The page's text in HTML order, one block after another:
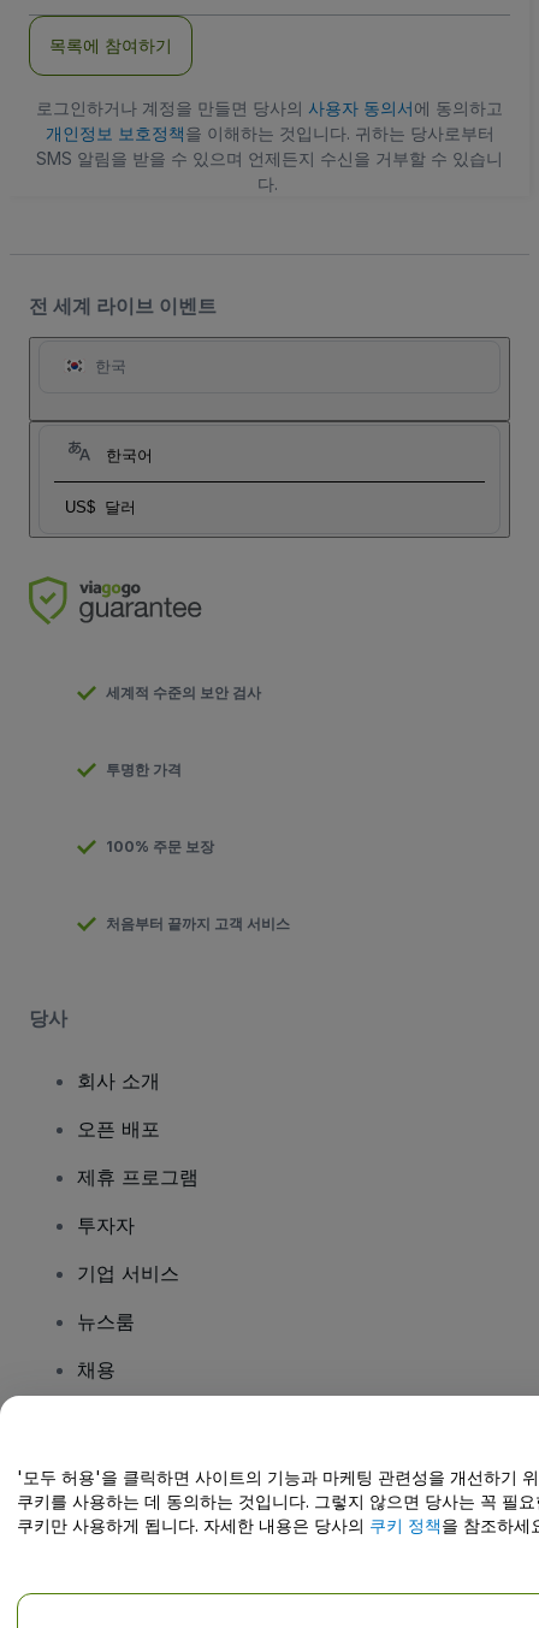
소
목록에 참여하기
로그인하거나 계정을 만들면 당사의 사용자 동의서에 동의하고
개인정보 보호정책을 이해하는 것입니다. 귀하는 당사로부터
SMS 알림을 받을 수 있으며 언제든지 수신을 거부할 수 있습니
다.
전 세계 라이브 이벤트
한국
한국어
US$ 달러
세계적 수준의 보안 검사
투명한 가격
100% 주문 보장
처음부터 끝까지 고객 서비스
당사
회사 소개
오픈 배포
제휴 프로그램
투자자
기업 서비스
뉴스룸
채용
도움말 센터 / 문의하기
'모두 허용'을 클릭하면 사이트의 기능과 마케팅 관련성을 개선하기
쿠키를 사용하는 데 동의하는 것입니다. 그렇지 않으면 당사는 꼭 필요
쿠키만 사용하게 됩니다. 자세한 내용은 당사의 쿠키 정책을 참조하세